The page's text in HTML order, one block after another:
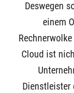
Deswegen
einem
Cloud ist
Dienstleister